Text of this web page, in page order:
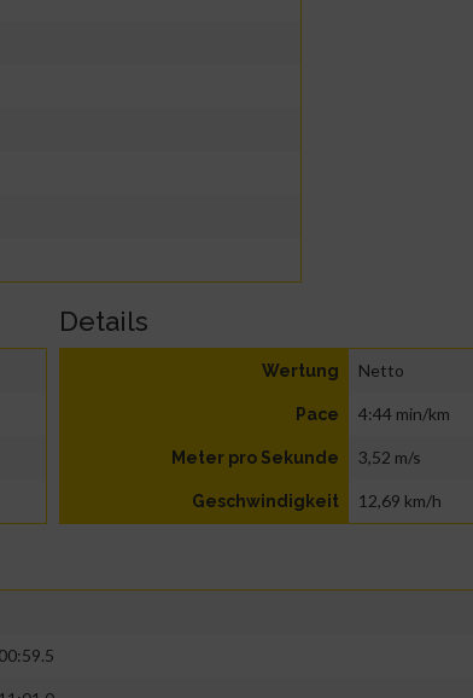
Details
Wertung Netto
Pace 4:44 min/km
Meter pro Sekunde 3,52 m/s
Geschwindigkeit 12,69 km/h